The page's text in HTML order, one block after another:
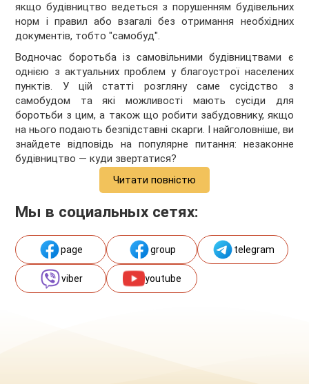
якщо будівництво ведеться з порушенням будівельних
норм і правил або взагалі без отримання необхідних
документів, тобто "самобуд".
Водночас боротьба із самовільними будівництвами є
однією з актуальних проблем у благоустрої населених
пунктів. У цій статті розгляну саме сусідство з
самобудом та які можливості мають сусіди для
боротьби з цим, а також що робити забудовнику, якщо
на нього подають безпідставні скарги. І найголовніше, ви
знайдете відповідь на популярне питання: незаконне
будівництво — куди звертатися?
Читати повністю
Мы в социальных сетях:
page group telegram
viber youtube